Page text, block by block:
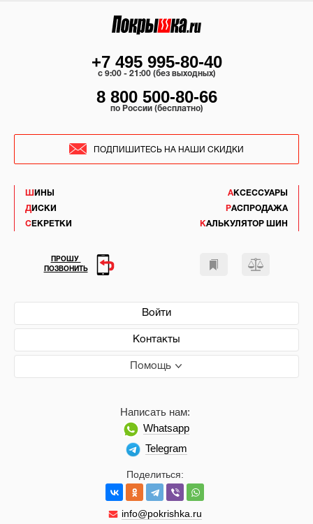
ШИНЫ
ДИСКИ
СЕКРЕТКИ
АКСЕССУАРЫ
РАСПРОДАЖА
КАЛЬКУЛЯТОР ШИН
Войти
Контакты
Помощь
Поделиться:
info@pokrishka.ru
Написать нам:
Whatsapp
Telegram
+7 495 995-80-40
c 9:00 - 21:00 (без выходных)
8 800 500-80-66
по России (бесплатно)
ПОДПИШИТЕСЬ НА НАШИ СКИДКИ
ПРОШУ
ПОЗВОНИТЬ